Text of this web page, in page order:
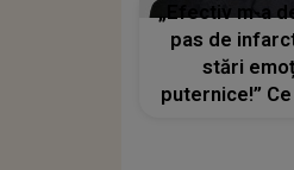
„Efectiv m-a
pas de infarct, mi-a transmis
stări
puternice!”